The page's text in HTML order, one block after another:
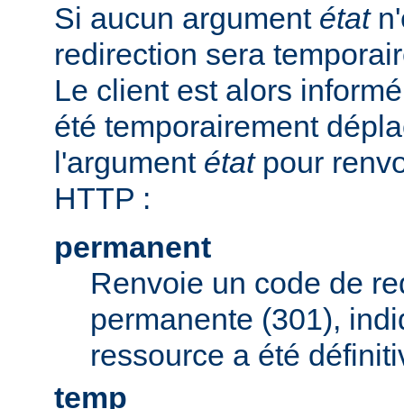
Si aucun argument état
redirection sera
Le client est alors
été temporairement
l'argument étatpour
HTTP :
permanent
Renvoie un code de
permanente (301),
ressource a été
temp